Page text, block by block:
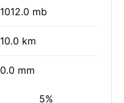
1012.0 mb
10.0 km
0.0 mm
5%